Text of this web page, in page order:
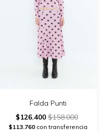
Falda Punti
$126.400$158.000
$113.760con transferencia